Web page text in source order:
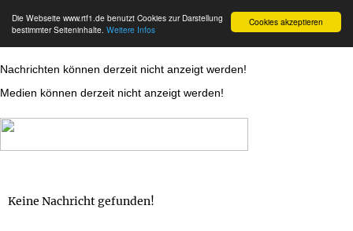
Cookies akzeptieren
Die Webseite www.rtf1.de benutzt Cookies zur Darstellung
bestimmter Seiteninhalte. Weitere Infos
Nachrichten können derzeit nicht anzeigt werden!
Medien können derzeit nicht anzeigt werden!
Keine Nachricht gefunden!